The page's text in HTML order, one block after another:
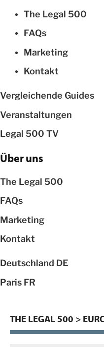
The Legal 500
FAQs
Marketing
Kontakt
Vergleichende Guides
Veranstaltungen
Legal 500 TV
Über uns
The Legal 500
FAQs
Marketing
Kontakt
Deutschland DE
Paris FR
THE LEGAL 500 >